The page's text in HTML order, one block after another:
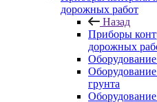
дорожных работ
Назад
Приборы
дорожных
грунта